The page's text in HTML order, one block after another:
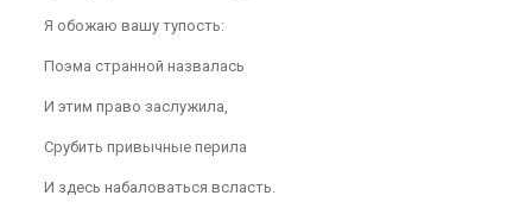
Я обожаю вашу тупость:
Поэма странной назвалась
И этим право заслужила,
Срубить привычные перила
И здесь набаловаться всласть.